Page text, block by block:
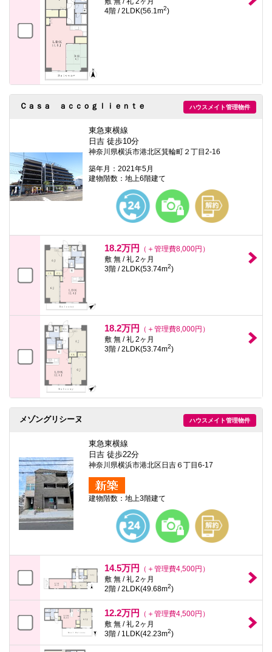
4階 / 2LDK(56.1m2)
ハウスメイト管理物件
Ｃａｓａ ａｃｃｏｇｌｉｅｎｔｅ
東急東横線
日吉 徒歩10分
神奈川県横浜市港北区箕輪町２丁目2-16
築年月：2021年5月
建物階数：地上6階建て
18.2万円
（＋管理費8,000円）
敷 無 / 礼 2ヶ月
3階 / 2LDK(53.74m2)
18.2万円
（＋管理費8,000円）
敷 無 / 礼 2ヶ月
3階 / 2LDK(53.74m2)
ハウスメイト管理物件
メゾングリシーヌ
東急東横線
日吉 徒歩22分
神奈川県横浜市港北区日吉６丁目6-17
建物階数：地上3階建て
14.5万円
（＋管理費4,500円）
敷 無 / 礼 2ヶ月
2階 / 2LDK(49.68m2)
12.2万円
（＋管理費4,500円）
敷 無 / 礼 2ヶ月
3階 / 1LDK(42.23m2)